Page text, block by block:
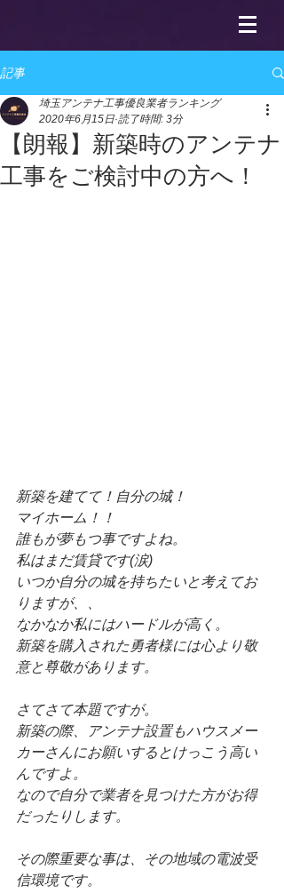
記事
【朗報】新築時のアンテナ
工事をご検討中の方へ！
埼玉アンテナ工事優良業者ランキング
2020年6月15日 読了時間: 3分
新築を建てて！自分の城！
マイホーム！！
誰もが夢もつ事ですよね。
私はまだ賃貸です(涙)
いつか自分の城を持ちたいと考えてお
りますが、、
なかなか私にはハードルが高く。
新築を購入された勇者様には心より敬
意と尊敬があります。
さてさて本題ですが。
新築の際、アンテナ設置もハウスメー
カーさんにお願いするとけっこう高い
んですよ。
なので自分で業者を見つけた方がお得
だったりします。
その際重要な事は、その地域の電波受
信環境です。